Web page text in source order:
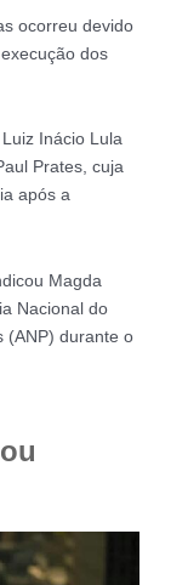
ocorreu devido
dos
Inácio Lula
Prates, cuja
após a
Magda
Nacional do
(ANP) durante o